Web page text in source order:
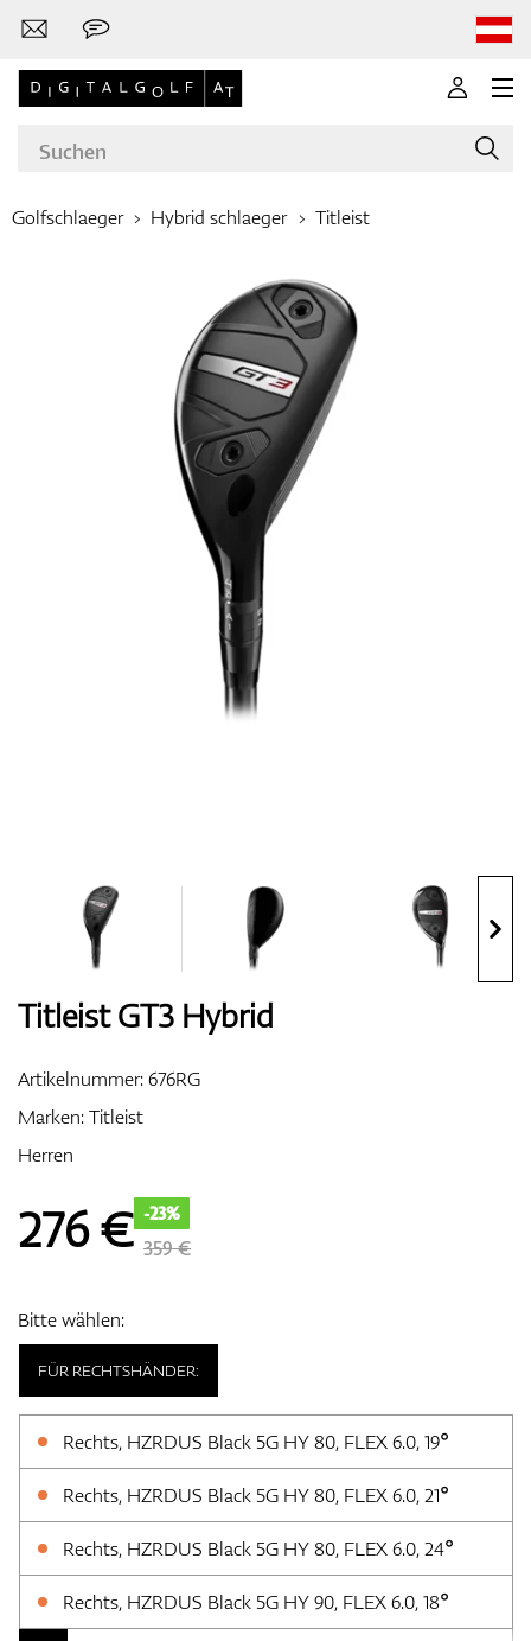
Golfschläger
Bekleidung
Handschuhe
Schuhe
Bags
Golfschlaeger Hybrid schlaeger Titleist
Titleist GT3 Hybrid
Artikelnummer:676RG
Marken:Titleist
Herren
276€ -23%
359 €
Bitte wählen:
FÜR RECHTSHÄNDER:
Rechts, HZRDUS Black 5G HY 80, FLEX 6.0, 19°
Rechts, HZRDUS Black 5G HY 80, FLEX 6.0, 21°
Rechts, HZRDUS Black 5G HY 80, FLEX 6.0, 24°
Rechts, HZRDUS Black 5G HY 90, FLEX 6.0, 18°